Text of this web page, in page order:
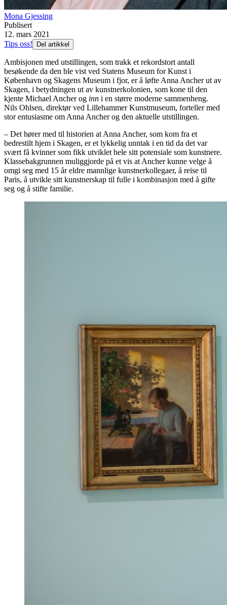
Mona Gjessing
Publisert
12. mars 2021
Tips oss!
Del artikkel
Ambisjonen med utstillingen, som trakk et rekordstort antall
besøkende da den ble vist ved Statens Museum for Kunst i
København og Skagens Museum i fjor, er å løfte Anna Ancher ut av
Skagen, i betydningen ut av kunstnerkolonien, som kone til den
kjente Michael Ancher og inn i en større moderne sammenheng.
Nils Ohlsen, direktør ved Lillehammer Kunstmuseum, forteller med
stor entusiasme om Anna Ancher og den aktuelle utstillingen.
– Det hører med til historien at Anna Ancher, som kom fra et
bedrestilt hjem i Skagen, er et lykkelig unntak i en tid da det var
svært få kvinner som fikk utviklet hele sitt potensiale som kunstnere.
Klassebakgrunnen muliggjorde på et vis at Ancher kunne velge å
omgi seg med 15 år eldre mannlige kunstnerkollegaer, å reise til
Paris, å utvikle sitt kunstnerskap til fulle i kombinasjon med å gifte
seg og å stifte familie.